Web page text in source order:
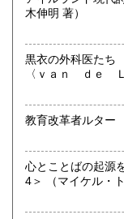
総記、哲学宗教、
語国文、外国文学
カルチャー、古書
木伸明 著）
黒衣の外科医たち （ファン・デ・ラール，アーノルド【著】
〈ｖａｎ ｄｅ Ｌ
心とことばの起源
4＞ （マイケル・トマセロ 著 ; 大堀壽夫, 中澤恒子, 西村義樹,